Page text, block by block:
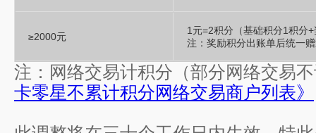
≥2000元
1元=2积分（基础积分1积分
注：奖励积分出账单后统一
注：网络交易计积分（部分网络交易
卡零星不累计积分网络交易商户列表》